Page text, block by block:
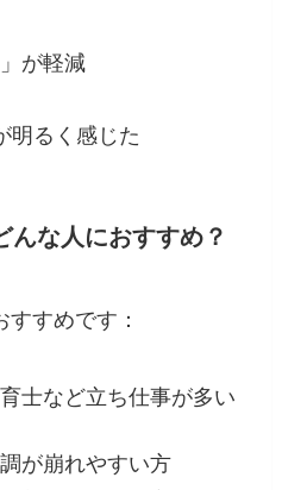
が軽減
明るく感じた
んな人におすすめ？
すめです：
士など立ち仕事が多い
が崩れやすい方